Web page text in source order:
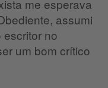
me esperava
assumi
no
um bom crítico